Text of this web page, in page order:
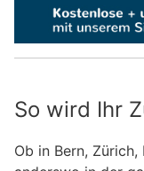
So wird Ihr
Ob in Bern,